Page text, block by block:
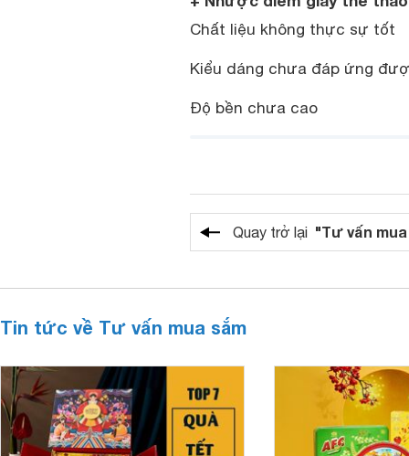
Chất liệu không thực sự tốt
Kiểu dáng chưa đáp ứng
Độ bền chưa cao
Quay trở lại "Tư vấn
Tin tức về Tư vấn mua sắm